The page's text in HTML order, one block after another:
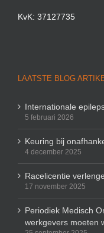
KvK: 37127735
LAATSTE BLOG
Internationale
5 februari 2026
Keuring bij
4 december 2025
Racelicentie
17 november 2025
Periodiek Medisch
werkgevers moeten